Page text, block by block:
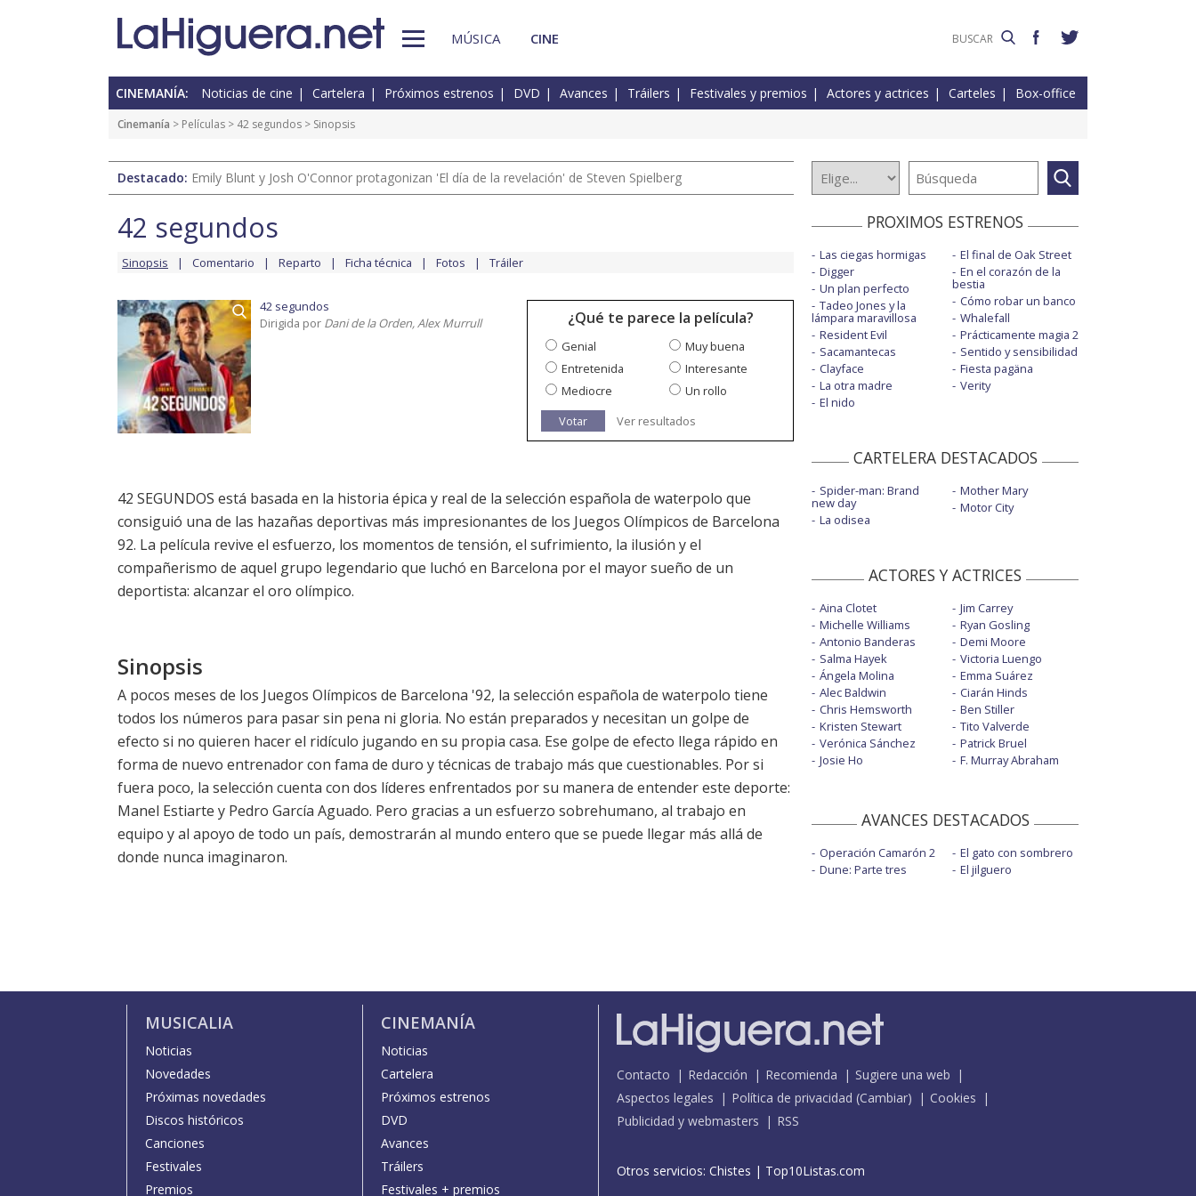
MÚSICA CINE
CINEMANÍA: Noticias de cine Cartelera Próximos estrenos DVD Avances Tráilers Festivales y premios Actores y actrices Carteles Box-office
Cinemanía > Películas > 42 segundos > Sinopsis
Destacado: Emily Blunt y Josh O'Connor protagonizan 'El día de la revelación' de Steven Spielberg
42 segundos
Sinopsis Comentario Reparto Ficha técnica Fotos Tráiler
42 segundos
Dirigida por Dani de la Orden, Alex Murrull ¿Qué te parece la película?
Genial
Muy buena
Entretenida
Interesante
Mediocre
Un rollo
Votar
Ver resultados
42 SEGUNDOS está basada en la historia épica y real de la selección española de waterpolo que
consiguió una de las hazañas deportivas más impresionantes de los Juegos Olímpicos de Barcelona
92. La película revive el esfuerzo, los momentos de tensión, el sufrimiento, la ilusión y el
compañerismo de aquel grupo legendario que luchó en Barcelona por el mayor sueño de un
deportista: alcanzar el oro olímpico.
Sinopsis
A pocos meses de los Juegos Olímpicos de Barcelona '92, la selección española de waterpolo tiene
todos los números para pasar sin pena ni gloria. No están preparados y necesitan un golpe de
efecto si no quieren hacer el ridículo jugando en su propia casa. Ese golpe de efecto llega rápido en
forma de nuevo entrenador con fama de duro y técnicas de trabajo más que cuestionables. Por si
fuera poco, la selección cuenta con dos líderes enfrentados por su manera de entender este deporte:
Manel Estiarte y Pedro García Aguado. Pero gracias a un esfuerzo sobrehumano, al trabajo en
equipo y al apoyo de todo un país, demostrarán al mundo entero que se puede llegar más allá de
donde nunca imaginaron.
PROXIMOS ESTRENOS
Las ciegas hormigas
Digger
Un plan perfecto
Tadeo Jones y la
lámpara maravillosa
Resident Evil
Sacamantecas
Clayface
La otra madre
El nido
El final de Oak Street
En el corazón de la
bestia
Cómo robar un banco
Whalefall
Prácticamente magia 2
Sentido y sensibilidad
Fiesta pagäna
Verity
CARTELERA DESTACADOS
Spider-man: Brand
new day
La odisea
Mother Mary
Motor City
ACTORES Y ACTRICES
Aina Clotet
Michelle Williams
Antonio Banderas
Salma Hayek
Ángela Molina
Alec Baldwin
Chris Hemsworth
Kristen Stewart
Verónica Sánchez
Josie Ho
Jim Carrey
Ryan Gosling
Demi Moore
Victoria Luengo
Emma Suárez
Ciarán Hinds
Ben Stiller
Tito Valverde
Patrick Bruel
F. Murray Abraham
AVANCES DESTACADOS
Operación Camarón 2
Dune: Parte tres
El gato con sombrero
El jilguero
MUSICALIA
Noticias
Novedades
Próximas novedades
Discos históricos
Canciones
Festivales
Premios
CINEMANÍA
Noticias
Cartelera
Próximos estrenos
DVD
Avances
Tráilers
Festivales + premios
Contacto Redacción Recomienda
Sugiere una web
Aspectos legales
Política de privacidad (Cambiar)
Cookies
Publicidad y webmasters
RSS
Otros servicios: Chistes | Top10Listas.com